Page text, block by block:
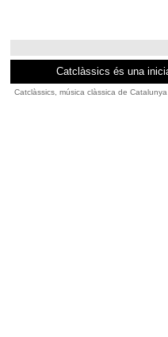
Catclàssics és una
Catclàssics, música clàssica de